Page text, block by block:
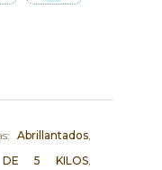
Abrillantados,
5 KILOS,